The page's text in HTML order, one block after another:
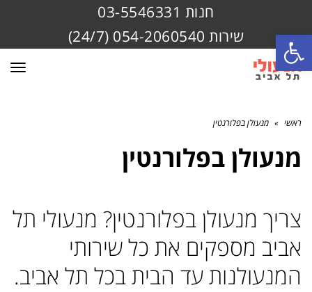
פתח סרגל נגישות
חנות 03-5546331
שירות 054-2060540 (24/7)
ראשי » מנעולן בפלורנטין
מנעולן בפלורנטין
צריך מנעולן בפלורנטין? מנעולי תל
אביב מספקים את כל שירותי
המנעולנות עד הבית בכל תל אביב.